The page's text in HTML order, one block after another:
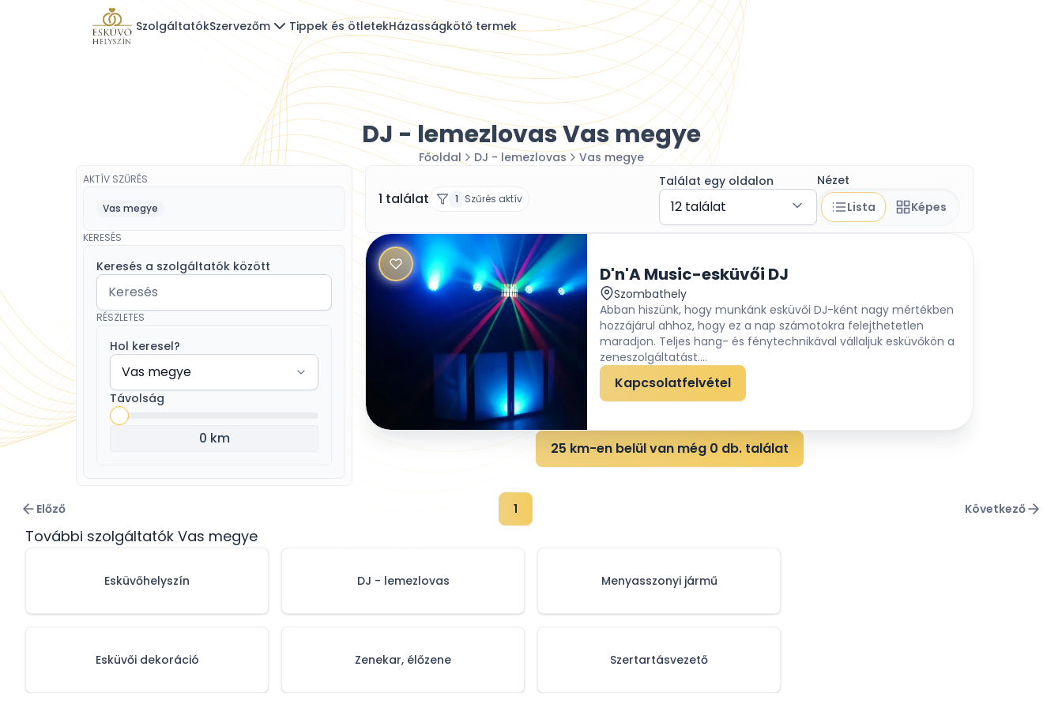
SzolgáltatókSzervezőm Tippek és ötletekHázasságkötő termek
DJ - lemezlovas Vas megye
Főoldal DJ - lemezlovas Vas megye
AKTÍV SZŰRÉS
Vas megye
KERESÉS
Keresés a szolgáltatók között
RÉSZLETES
Hol keresel?
Távolság
0 km
1 találat 1 Szűrés aktív
Találat egy oldalon
12 találat
Nézet
Lista
Képes
D'n'A Music-esküvői DJ
Szombathely
Abban hiszünk, hogy munkánk esküvői DJ-ként nagy mértékben
hozzájárul ahhoz, hogy ez a nap számotokra felejthetetlen
maradjon. Teljes hang- és fénytechnikával vállaljuk esküvőkön a
zeneszolgáltatást....
Kapcsolatfelvétel
25 km-en belül van még 0 db. találat
Előző 1 Következő
További szolgáltatók Vas megye
Esküvőhelyszín
Esküvői dekoráció
DJ - lemezlovas
Zenekar, élőzene
Menyasszonyi jármű
Szertartásvezető